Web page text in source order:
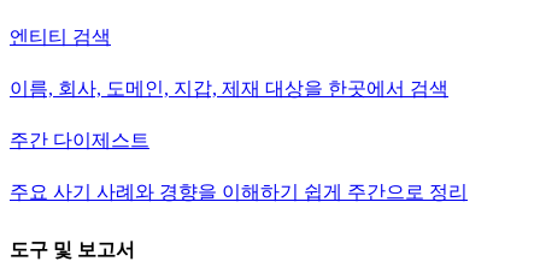
엔티티 검색
이름, 회사, 도메인, 지갑, 제재 대상을 한곳에서 검색
주간 다이제스트
주요 사기 사례와 경향을 이해하기 쉽게 주간으로 정리
도구 및 보고서